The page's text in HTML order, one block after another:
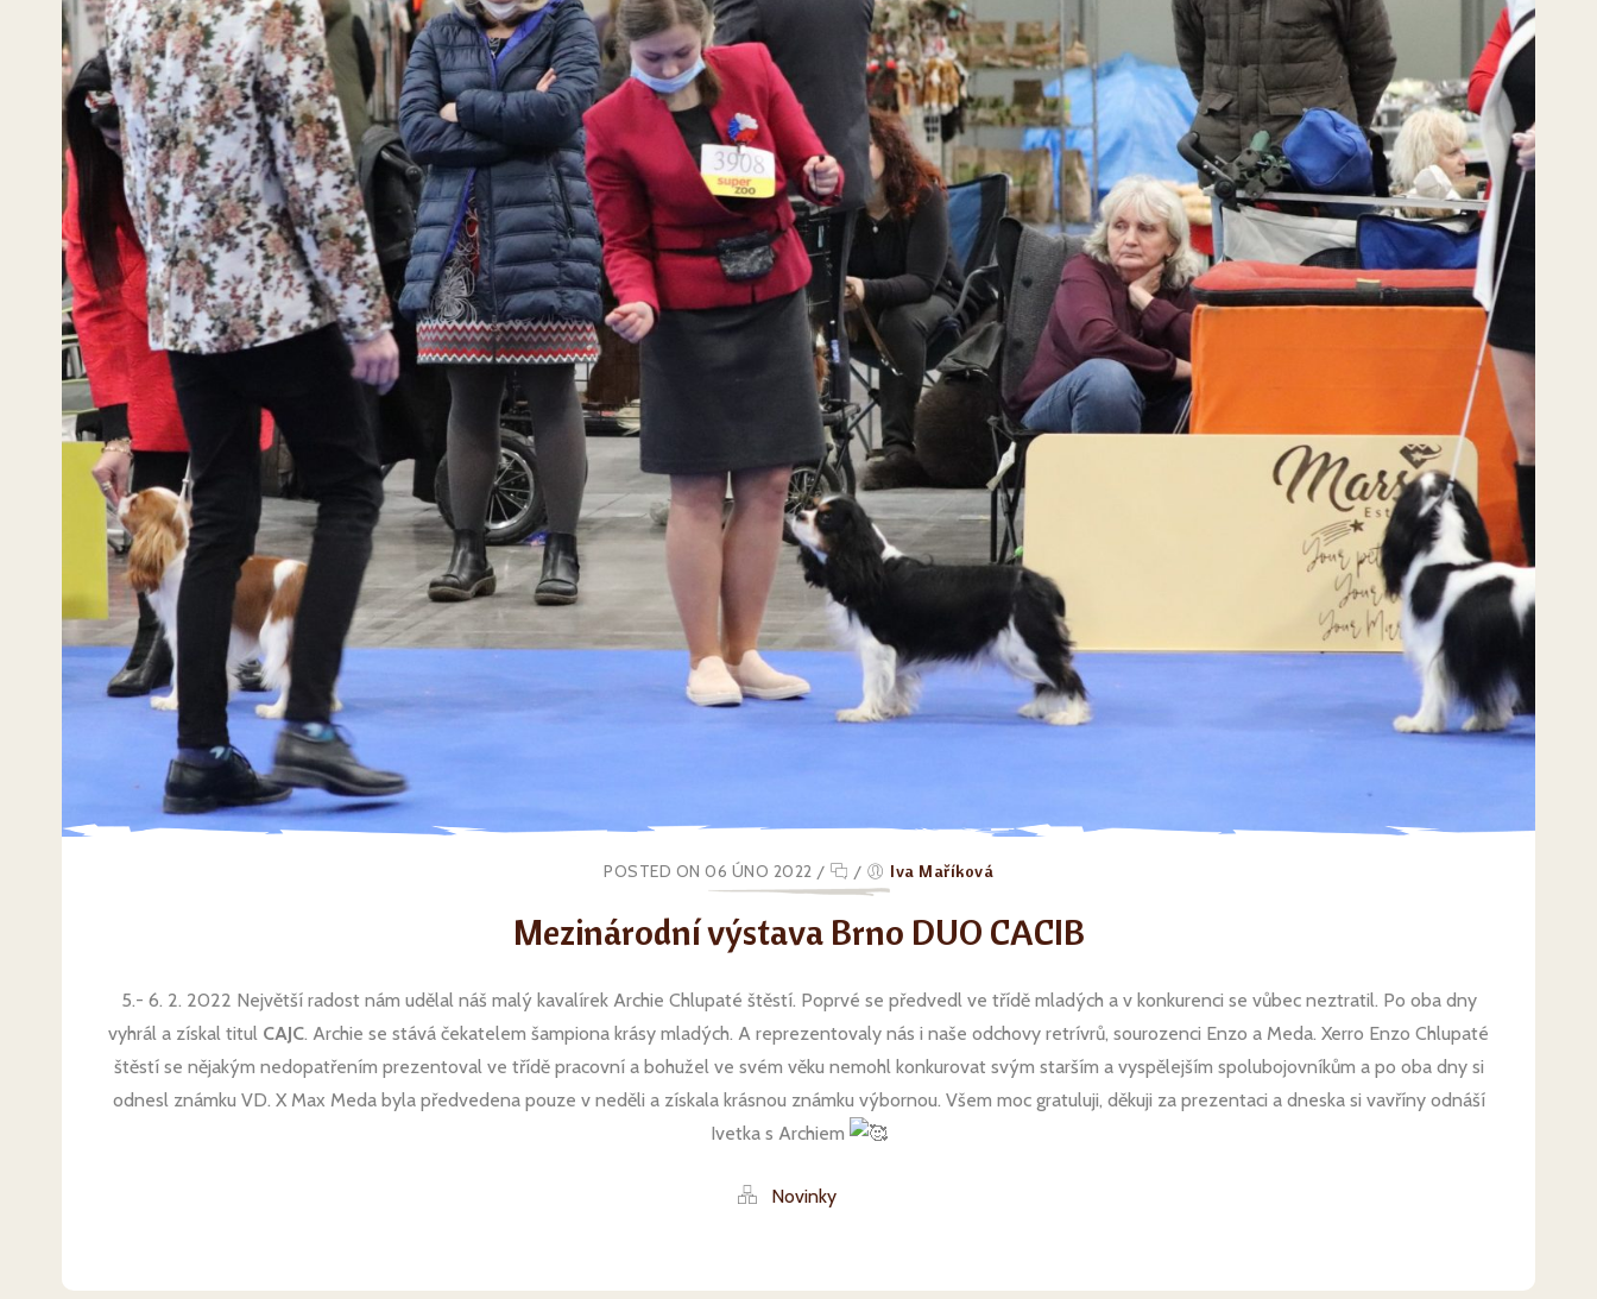
POSTED ON 06 ÚNO 2022 / / Iva Maříková
Mezinárodní výstava Brno DUO CACIB
5.- 6. 2. 2022 Největší radost nám udělal náš malý kavalírek Archie Chlupaté štěstí. Poprvé se předvedl ve třídě mladých a v konkurenci se vůbec neztratil. Po oba dny
vyhrál a získal titul CAJC. Archie se stává čekatelem šampiona krásy mladých. A reprezentovaly nás i naše odchovy retrívrů, sourozenci Enzo a Meda. Xerro Enzo Chlupaté
štěstí se nějakým nedopatřením prezentoval ve třídě pracovní a bohužel ve svém věku nemohl konkurovat svým starším a vyspělejším spolubojovníkům a po oba dny si
odnesl známku VD. X Max Meda byla předvedena pouze v neděli a získala krásnou známku výbornou. Všem moc gratuluji, děkuji za prezentaci a dneska si vavříny odnáší
Ivetka s Archiem
Novinky